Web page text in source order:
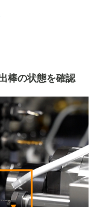
棒の状態を確認